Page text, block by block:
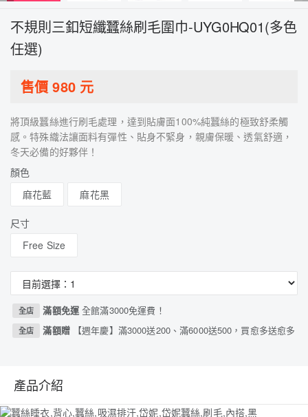
不規則三釦短纖蠶絲刷毛圍巾-UYG0HQ01(多色
任選)
售價980元
將頂級蠶絲進行刷毛處理，達到貼膚面100%純蠶絲的極致舒柔觸
感。特殊織法讓面料有彈性、貼身不緊身，親膚保暖、透氣舒適，
冬天必備的好夥伴！
顏色
麻花藍
麻花黑
尺寸
Free Size
全店 滿額免運全館滿3000免運費！
全店 滿額贈 【週年慶】滿3000送200、滿6000送500，買愈多送愈多
產品介紹